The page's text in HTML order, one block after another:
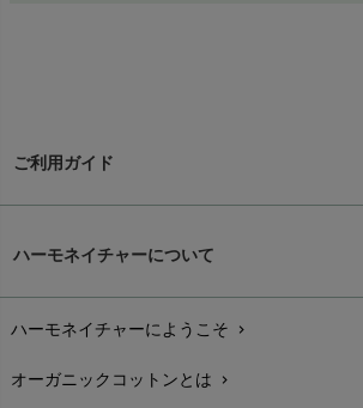
生活アートクラブ
nanadecor（ナナデェコール）
ぬくぐるみ工房
Haruulala（ハルウララ）
kidscase（キッズケース）
LITTLE INDIANS（リトルインディアンズ）
maggies（マギーズ）
MAINIO（マイニオ）
ご利用ガイド
配送と送料chevron_right
在庫状況と発送予定chevron_right
ハーモネイチャーについて
ハーモネイチャーにようこそ chevron_right
オーガニックコットンとは chevron_right